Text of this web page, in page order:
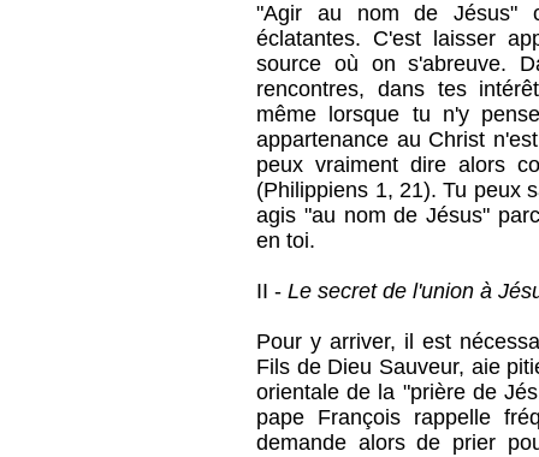
"Agir au nom de Jésus"
éclatantes. C'est laisser
source où on s'abreuve.
rencontres, dans tes
même lorsque tu n'y
appartenance au Christ
peux vraiment dire alors
(Philippiens 1, 21). Tu peux
agis "au nom de Jésus"
en toi.
II -Le secret de l'union à
Pour y arriver, il est
Fils de Dieu Sauveur, aie
orientale de la "prière de
pape François rappelle
demande alors de prier